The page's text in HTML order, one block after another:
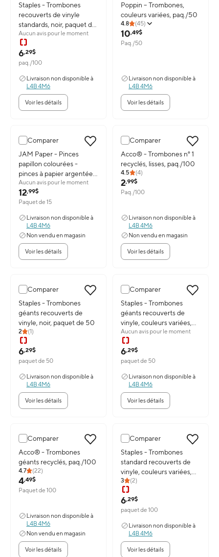
Image du produit: Staples - Trombones recouverts de vinyle
Staples - Trombones
recouverts de vinyle
standards, noir, paquet de
100
Aucun avis pour le moment
6,29$
paq./100
Livraison non disponible à
L4B 4M6
Voir les détails
Image du produit: Poppin –
Poppin – Trombones,
couleurs variées, paq./50
4.8 (45)
10,49$
Paq./50
Livraison non disponible à
L4B 4M6
Voir les détails
Comparer
Image du produit: JAM Paper - Pinces papillon colourées - pinces
JAM Paper - Pinces
papillon colourées -
pinces à papier argentées
- paquet de 15
Aucun avis pour le moment
12,99$
Paquet de 15
Livraison non disponible à
L4B 4M6
Non vendu en magasin
Voir les détails
Comparer
Image du produit: Acco® -
Acco® - Trombones n° 1
recyclés, lisses, paq./100
4.5 (4)
2,99$
Paq./100
Livraison non disponible à
L4B 4M6
Non vendu en magasin
Voir les détails
Comparer
Image du produit: Staples - Trombones géants recouverts de
Staples - Trombones
géants recouverts de
vinyle, noir, paquet de 50
2 (1)
6,29$
paquet de 50
Livraison non disponible à
L4B 4M6
Voir les détails
Comparer
Image du produit: Staples -
Staples - Trombones
géants recouverts de
vinyle, couleurs variées,
paquet de 50
Aucun avis pour le moment
6,29$
paquet de 50
Livraison non disponible à
L4B 4M6
Voir les détails
Comparer
Image du produit: Acco® - Trombones géants recyclés, paq./100
Acco® - Trombones
géants recyclés, paq./100
4.7 (22)
4,49$
Paquet de 100
Livraison non disponible à
L4B 4M6
Non vendu en magasin
Voir les détails
Comparer
Image du produit: Staples -
Staples - Trombones
standard recouverts de
vinyle, couleurs variées,
paquet de 100
3 (2)
6,29$
paquet de 100
Livraison non disponible à
L4B 4M6
Voir les détails